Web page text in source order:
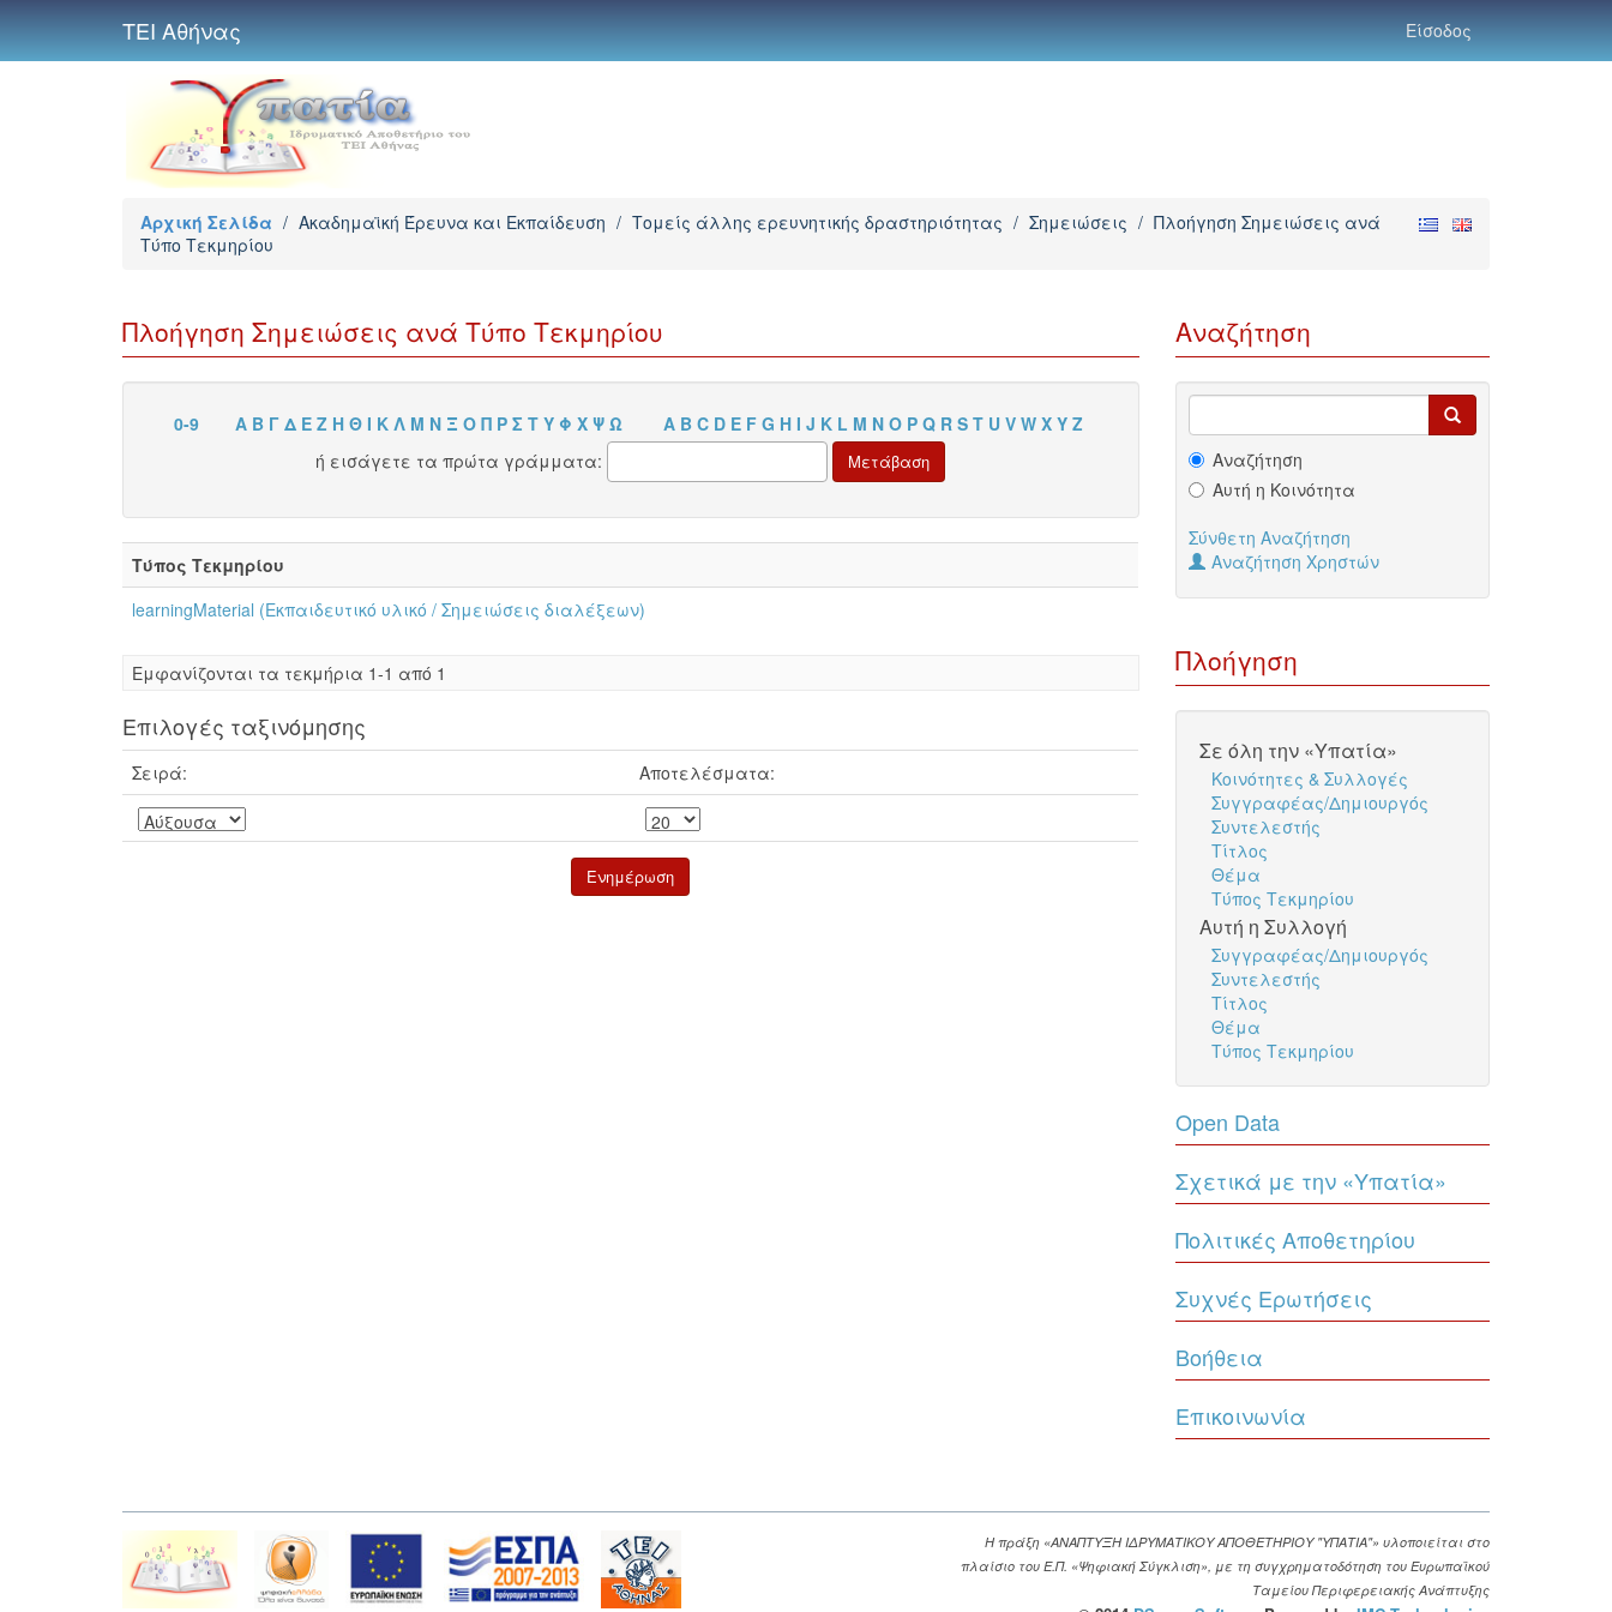
ΤΕΙ Αθήνας Είσοδος
Αρχική Σελίδα / Ακαδημαϊκή Έρευνα και Εκπαίδευση / Τομείς άλλης ερευνητικής δραστηριότητας / Σημειώσεις / Πλοήγηση Σημειώσεις ανά
Τύπο Τεκμηρίου
Πλοήγηση Σημειώσεις ανά Τύπο Τεκμηρίου
0-9 Α Β Γ Δ Ε Ζ Η Θ Ι Κ Λ Μ Ν Ξ Ο Π Ρ Σ Τ Υ Φ Χ Ψ Ω A B C D E F G H I J K L M N O P Q R S T U V W X Y Z
ή εισάγετε τα πρώτα γράμματα:
Τύπος Τεκμηρίου
learningMaterial (Εκπαιδευτικό υλικό / Σημειώσεις διαλέξεων)
Eμφανίζονται τα τεκμήρια 1-1 από 1
Επιλογές ταξινόμησης
Σειρά: Αποτελέσματα:
Αναζήτηση
Αναζήτηση
Αυτή η Κοινότητα
Σύνθετη Αναζήτηση
Αναζήτηση Χρηστών
Πλοήγηση
Σε όλη την «Υπατία»
Κοινότητες & Συλλογές
Συγγραφέας/Δημιουργός
Συντελεστής
Τίτλος
Θέμα
Τύπος Τεκμηρίου
Αυτή η Συλλογή
Συγγραφέας/Δημιουργός
Συντελεστής
Τίτλος
Θέμα
Τύπος Τεκμηρίου
Open Data
Σχετικά με την «Υπατία»
Πολιτικές Αποθετηρίου
Συχνές Ερωτήσεις
Βοήθεια
Επικοινωνία
Η πράξη «ΑΝΑΠΤΥΞΗ ΙΔΡΥΜΑΤΙΚΟΥ ΑΠΟΘΕΤΗΡΙΟΥ "ΥΠΑΤΙΑ"» υλοποιείται στο
πλαίσιο του Ε.Π. «Ψηφιακή Σύγκλιση», με τη συγχρηματοδότηση του Ευρωπαϊκού
Ταμείου Περιφερειακής Ανάπτυξης